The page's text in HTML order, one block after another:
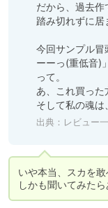
だから、過去
踏み切れずに居
今回サンプル冒
ーーっ(重低音)
って。
あ、これ買った
そして私の魂
出典： レビュー一覧: 同
いや本当、スカを
しかも聞いてみた